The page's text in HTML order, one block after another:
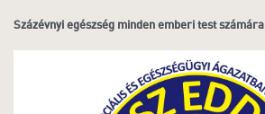
Százévnyi egészség minden emberi test számára